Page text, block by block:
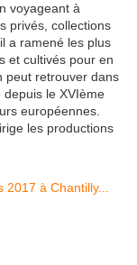
voyageant à
privés, collections
a ramené les plus
et cultivés pour en
peut retrouver dans
le XVIème
européennes.
les productions